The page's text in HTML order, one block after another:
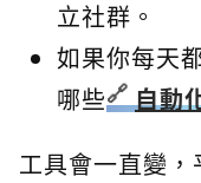
立社群。
如果你每天
哪些
自動
工具會一直變